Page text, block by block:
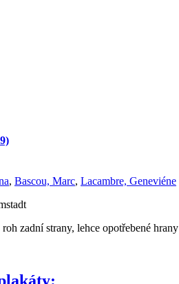
, Bascou, Marc, Lacambre, Geneviéne
zadní strany, lehce opotřebené hrany